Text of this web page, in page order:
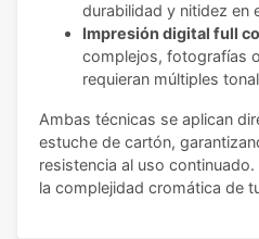
durabilidad y nitidez en
Impresión digital full
complejos, fotografías
requieran múltiples
Ambas técnicas se aplican
estuche de cartón,
resistencia al uso
la complejidad cromática de